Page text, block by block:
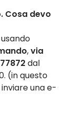
Cosa devo
,via
dal
(in questo
una e-